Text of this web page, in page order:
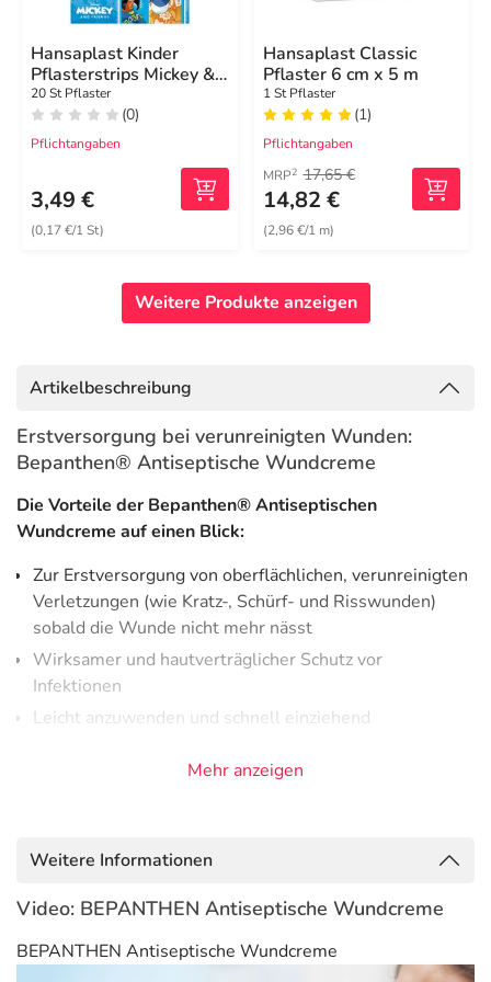
Hansaplast Kinder
Pflasterstrips Mickey &
Friends
20 St Pflaster
(0)
Pflichtangaben
3,49 €
(0,17 €/1 St)
Hansaplast Classic
Pflaster 6 cm x 5 m
1 St Pflaster
(1)
Pflichtangaben
MRP2 17,65 €
14,82 €
(2,96 €/1 m)
Weitere Produkte anzeigen
Artikelbeschreibung
Erstversorgung bei verunreinigten Wunden:
Bepanthen® Antiseptische Wundcreme
Die Vorteile der Bepanthen® Antiseptischen
Wundcreme auf einen Blick:
Zur Erstversorgung von oberflächlichen, verunreinigten
Verletzungen (wie Kratz-, Schürf- und Risswunden)
sobald die Wunde nicht mehr nässt
Wirksamer und hautverträglicher Schutz vor
Infektionen
Leicht anzuwenden und schnell einziehend
den Wirkstoff Dexpanthenol
Bepanthen® Antiseptische Wundcreme schützt vor
Ob Schnitt-, Schürf- oder Risswunde – kommt es zu einer
oberflächlichen Verletzung der Haut, ist unser
wertvollster Schutzschild gegen äußere Einflüsse
Mehr anzeigen
Weitere Informationen
Video: BEPANTHEN Antiseptische Wundcreme
BEPANTHEN Antiseptische Wundcreme